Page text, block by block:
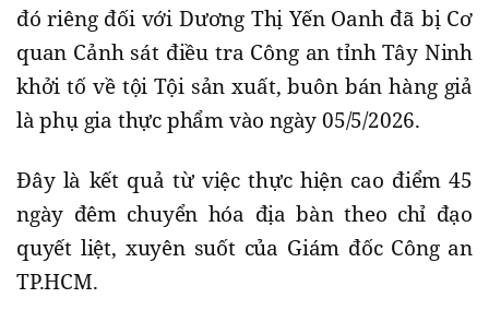
đó riêng đối với Dương Thị Yến Oanh đã bị Cơ
quan Cảnh sát điều tra Công an tỉnh Tây Ninh
khởi tố về tội Tội sản xuất, buôn bán hàng giả
là phụ gia thực phẩm vào ngày 05/5/2026.
Đây là kết quả từ việc thực hiện cao điểm 45
ngày đêm chuyển hóa địa bàn theo chỉ đạo
quyết liệt, xuyên suốt của Giám đốc Công an
TP.HCM.